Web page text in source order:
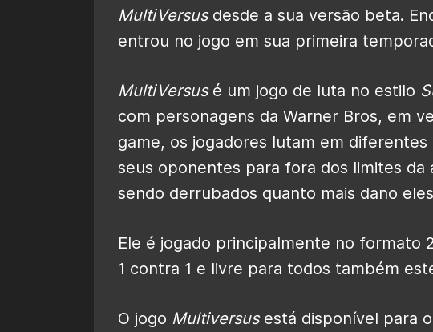
MultiVersusdesde a sua versão beta.
entrou no jogo em sua primeira
MultiVersusé um jogo de luta no estilo
com personagens da Warner Bros, em
game, os jogadores lutam em
seus oponentes para fora dos limites da
sendo derrubados quanto mais dano
Ele é jogado principalmente no formato
1 contra 1 e livre para todos também
O jogo Multiversusestá disponível para